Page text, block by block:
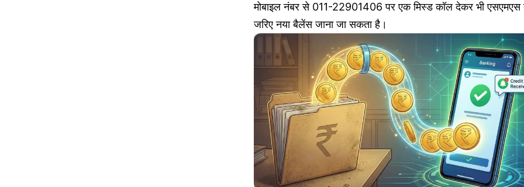
मोबाइल नंबर से 011-22901406 पर एक मिस्ड कॉल देकर भी
जरिए नया बैलेंस जाना जा सकता है।